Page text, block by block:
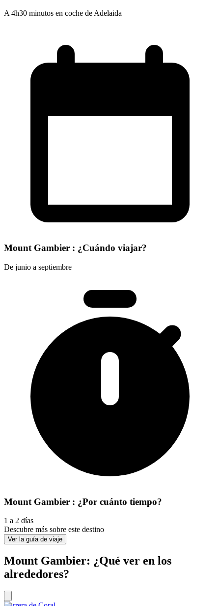
A 4h30 minutos en coche de Adelaida
Mount Gambier : ¿Cuándo viajar?
De junio a septiembre
Mount Gambier : ¿Por cuánto tiempo?
1 a 2 días
Descubre más sobre este destino
Ver la guía de viaje
Mount Gambier: ¿Qué ver en los
alrededores?